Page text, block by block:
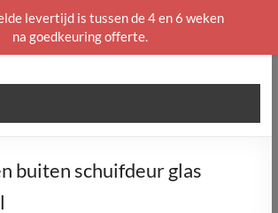
buiten schuifdeur glas
levertijd is tussen de 4 en 6 weken
na goedkeuring offerte.